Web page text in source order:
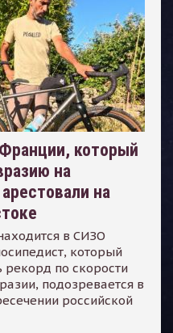
который
на
на
в СИЗО
который
рекорд по скорости
подозревается в
российской